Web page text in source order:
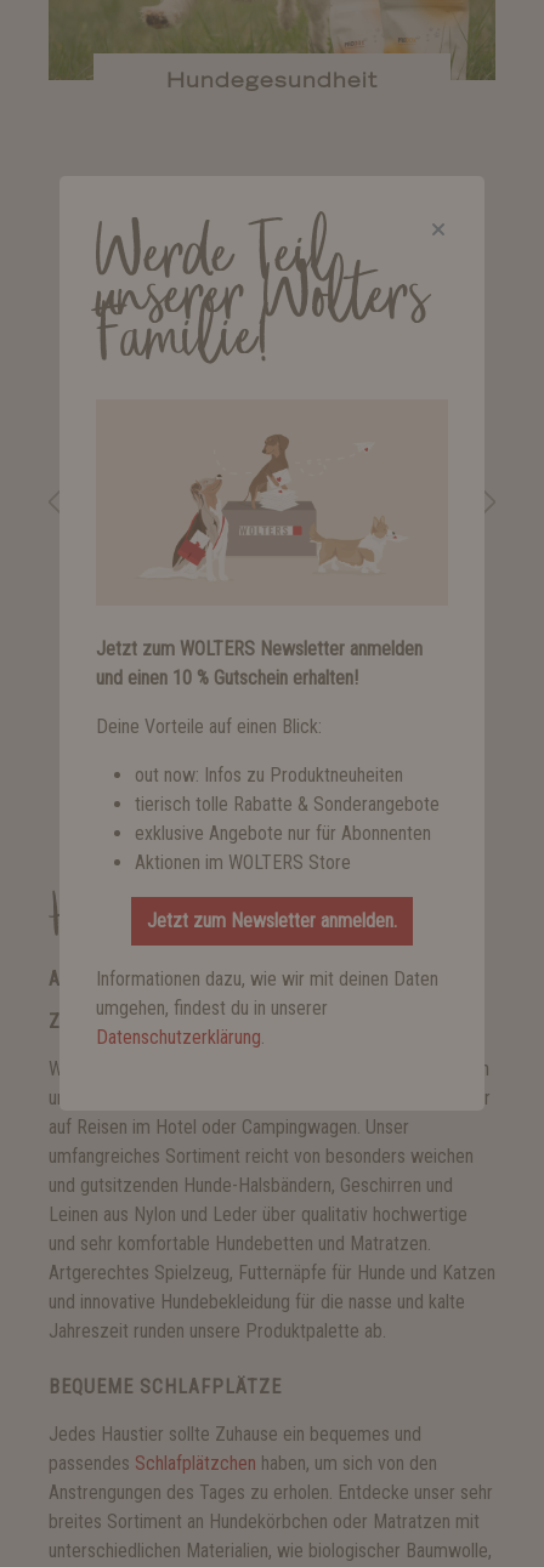
Hundegesundheit
Active Pro Comfort Geschirr
ab 32,99 €*
Hundezubehör
ARTGERECHTE, INNOVATIVE UND STILVOLLE
ZUBEHÖRPRODUKTE FÜR HUNDE VON WOLTERS
Wir entwickeln Produkte für alle Bedürfnisse, Lebenslagen
und Jahreszeiten, ob für zuhause, unterwegs im Auto oder
auf Reisen im Hotel oder Campingwagen. Unser
umfangreiches Sortiment reicht von besonders weichen
und gutsitzenden Hunde-Halsbändern, Geschirren und
Leinen aus Nylon und Leder über qualitativ hochwertige
und sehr komfortable Hundebetten und Matratzen.
Artgerechtes Spielzeug, Futternäpfe für Hunde und Katzen
und innovative Hundebekleidung für die nasse und kalte
Jahreszeit runden unsere Produktpalette ab.
BEQUEME SCHLAFPLÄTZE
Jedes Haustier sollte Zuhause ein bequemes und
passendes Schlafplätzchen haben, um sich von den
Anstrengungen des Tages zu erholen. Entdecke unser sehr
breites Sortiment an Hundekörbchen oder Matratzen mit
unterschiedlichen Materialien, wie biologischer Baumwolle,
Werde Teil
unserer Wolters
Familie!
Jetzt zum WOLTERS Newsletter anmelden
und einen 10 % Gutschein erhalten!
Deine Vorteile auf einen Blick:
out now: Infos zu Produktneuheiten
tierisch tolle Rabatte & Sonderangebote
exklusive Angebote nur für Abonnenten
Aktionen im WOLTERS Store
Jetzt zum Newsletter anmelden.
Informationen dazu, wie wir mit deinen Daten
umgehen, findest du in unserer
Datenschutzerklärung.